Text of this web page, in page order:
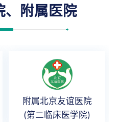
、附属医院
附属北京友谊医院
(第二临床医学院)